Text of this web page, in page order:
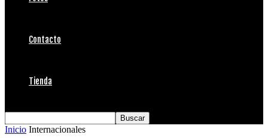
Contacto
Tienda
Inicio Internacionales